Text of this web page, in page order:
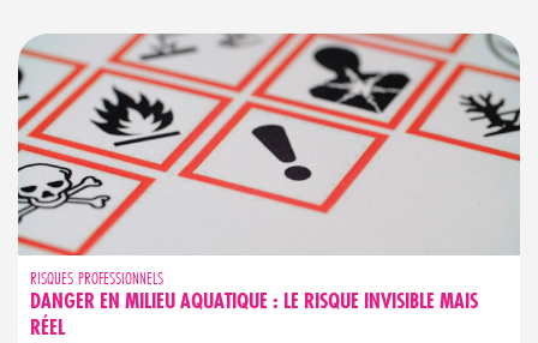
RISQUES PROFESSIONNELS
DANGER EN MILIEU AQUATIQUE : LE RISQUE INVISIBLE MAIS
RÉEL